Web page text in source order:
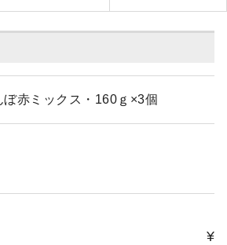
ぼ赤ミックス・160ｇ×3個
¥